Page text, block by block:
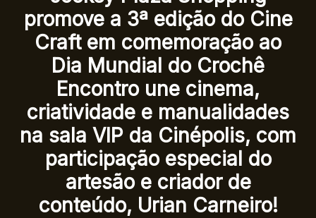
SÁB 10:00 ÀS 22:00
DOM 14:00 ÀS 20:00
ALIMENTAÇÃO
SEG A SEXTA 10:00 ÀS 22:00
SÁB 10:00 ÀS 23:00
DOM 12:00 ÀS 22:00
ENDEREÇO
Rua Konrad Adenauer, 370 Tarumã – Curitiba/PR
CEP: 82821-020
promove a 3ª edição do Cine
Craft em comemoração ao
Dia Mundial do Crochê
Encontro une cinema,
criatividade e manualidades
na sala VIP da Cinépolis, com
participação especial do
artesão e criador de
conteúdo, Urian Carneiro!